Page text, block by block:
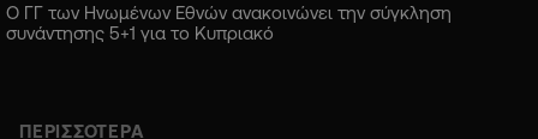
Ο ΓΓ των Ηνωμένων Εθνών ανακοινώνει την σύγκληση
συνάντησης 5+1 για το Κυπριακό
ΠΕΡΙΣΣΟΤΕΡΑ